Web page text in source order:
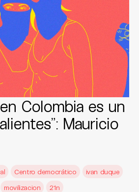
Colombia es un
Mauricio
Centro democrático
ivan duque
movilizacion 21n